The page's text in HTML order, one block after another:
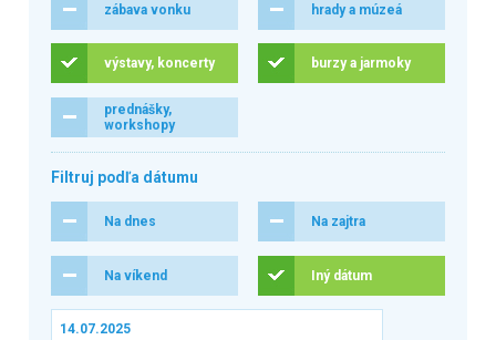
zábava vonku hrady a múzeá
výstavy, koncerty burzy a jarmoky
prednášky,
workshopy
Filtruj podľa dátumu
Na dnes Na zajtra
Na víkend Iný dátum